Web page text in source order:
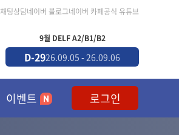
채팅상담네이버 블로그네이버 카페공식 유튜브
9월 DELF A2/B1/B2
D-2926.09.05 - 26.09.06
이벤트 로그인